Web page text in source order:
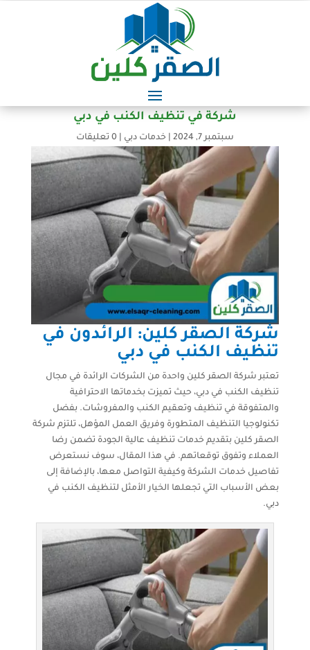
شركة في تنظيف الكنب في دبي
سبتمبر 7, 2024 خدمات دبي 0 تعليقات
شركة الصقر كلين: الرائدون في
تنظيف الكنب في دبي
تعتبر شركة الصقر كلين واحدة من الشركات الرائدة في مجال
تنظيف الكنب في دبي، حيث تميزت بخدماتها الاحترافية
والمتفوقة في تنظيف وتعقيم الكنب والمفروشات. بفضل
تكنولوجيا التنظيف المتطورة وفريق العمل المؤهل، تلتزم شركة
الصقر كلين بتقديم خدمات تنظيف عالية الجودة تضمن رضا
العملاء وتفوق توقعاتهم. في هذا المقال، سوف نستعرض
تفاصيل خدمات الشركة وكيفية التواصل معها، بالإضافة إلى
بعض الأسباب التي تجعلها الخيار الأمثل لتنظيف الكنب في
دبي.